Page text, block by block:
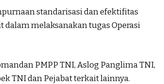
standarisasi dan efektifitas
melaksanakan tugas Operasi
PMPP TNI, Aslog Panglima TNI,
TNI dan Pejabat terkait lainnya.